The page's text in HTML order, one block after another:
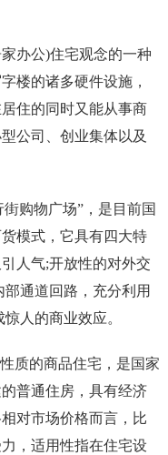
办公)住宅观念的一种
楼的诸多硬件设施，
住的同时又能从事商
公司、创业集体以及
购物广场”，是目前国
模式，它具有四大特
人气;开放性的对外交
通道回路，充分利用
人的商业效应。
质的商品住宅，是国家
普通住房，具有经济
对市场价格而言，比
，适用性指在住宅设